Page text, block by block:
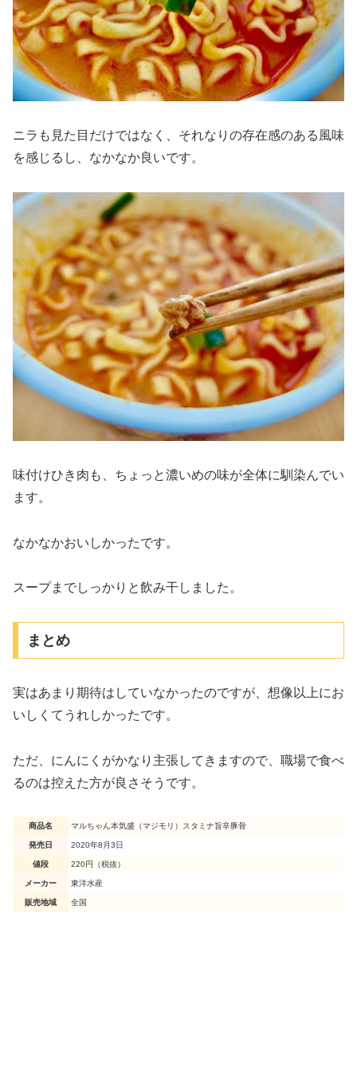
ニラも見た目だけではなく、それなりの存在感のある風味
を感じるし、なかなか良いです。
味付けひき肉も、ちょっと濃いめの味が全体に馴染んでい
ます。
なかなかおいしかったです。
スープまでしっかりと飲み干しました。
まとめ
実はあまり期待はしていなかったのですが、想像以上にお
いしくてうれしかったです。
ただ、にんにくがかなり主張してきますので、職場で食べ
るのは控えた方が良さそうです。
商品名 マルちゃん本気盛（マジモリ）スタミナ旨辛豚骨
発売日 2020年8月3日
値段 220円（税抜）
メーカー 東洋水産
販売地域 全国